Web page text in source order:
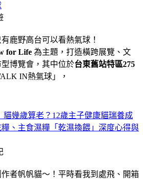
鹿野高台可以看熱氣球！
for Life 為主題，打造橫跨展覽、文
博覽會，其中位於台東舊站特區275
IN熱氣球」，
貓幾歲算老？12歲主子健康貓瑞養成
、主食濕糧「乾濕換餵」深度心得與
者帆帆貓～！平時看我到處飛、開箱